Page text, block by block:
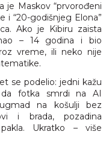
je Maskov “prvorođeni
i “20-godišnjeg Elona”
Ako je Kibiru zaista
– 14 godina i bio
vreme, ili neko nije
se podelio: jedni kažu
fotka smrdi na AI
na košulji bez
i brada, pozadina
Ukratko – više